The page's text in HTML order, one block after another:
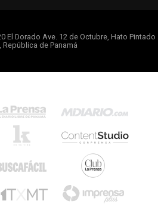
El Dorado Ave. 12 de Octubre, Hato Pintado
República de Panamá